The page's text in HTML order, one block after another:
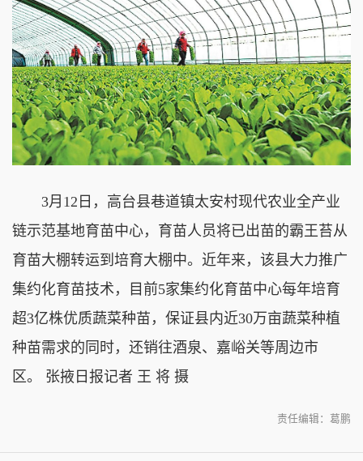
3月12日，高台县巷道镇太安村现代农业全产业
链示范基地育苗中心，育苗人员将已出苗的霸王苔从
育苗大棚转运到培育大棚中。近年来，该县大力推广
集约化育苗技术，目前5家集约化育苗中心每年培育
超3亿株优质蔬菜种苗，保证县内近30万亩蔬菜种植
种苗需求的同时，还销往酒泉、嘉峪关等周边市
区。 张掖日报记者 王 将 摄
责任编辑：葛鹏